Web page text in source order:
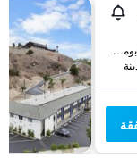
915 West Holt Avenue, بومونا, CA, الولايات المتحدة الأميريكية